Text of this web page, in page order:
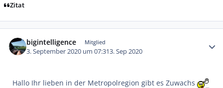
Zitat
bigintelligence Mitglied
3. September 2020 um 07:313. Sep 2020
Hallo Ihr lieben in der Metropolregion gibt es Zuwachs